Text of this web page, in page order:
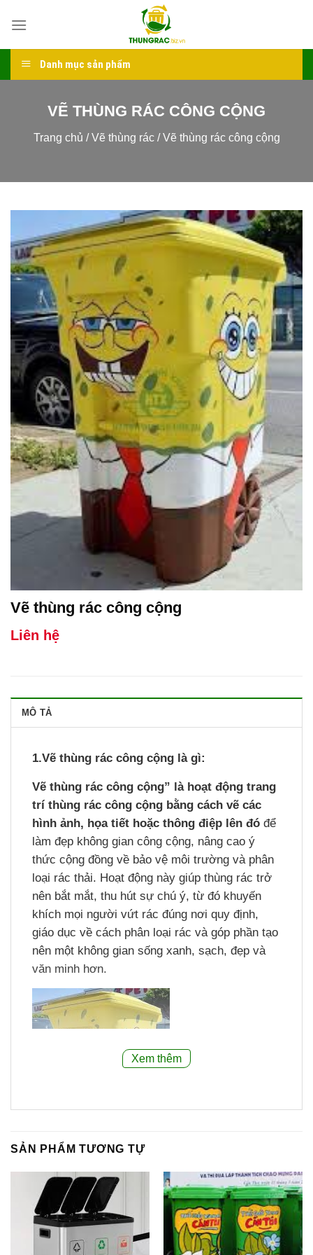
Danh mục sản phẩm
VẼ THÙNG RÁC CÔNG CỘNG
Trang chủ /Vẽ thùng rác/Vẽ thùng rác công cộng
Vẽ thùng rác công cộng
Liên hệ
MÔ TẢ
1.Vẽ thùng rác công cộng là gì:
Vẽ thùng rác công cộng” là hoạt động trang
trí thùng rác công cộng bằng cách vẽ các
hình ảnh, họa tiết hoặc thông điệp lên đó để
làm đẹp không gian công cộng, nâng cao ý
thức cộng đồng về bảo vệ môi trường và phân
loại rác thải. Hoạt động này giúp thùng rác trở
nên bắt mắt, thu hút sự chú ý, từ đó khuyến
khích mọi người vứt rác đúng nơi quy định,
giáo dục về cách phân loại rác và góp phần tạo
nên một không gian sống xanh, sạch, đẹp và
văn minh hơn.
2.Mục đính của Vẽ thùng rác công cộng là
gì:
Mục đích của việc vẽ thùng rác công cộng
là để thu hút sự chú ý của người dân, nâng cao
Xem thêm
SẢN PHẨM TƯƠNG TỰ